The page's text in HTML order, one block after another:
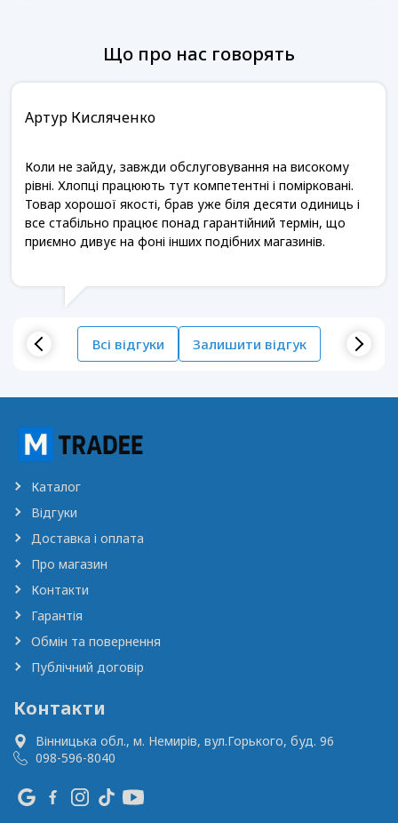
Що про нас говорять
Артур Кисляченко
Коли не зайду, завжди обслуговування на високому
рівні. Хлопці працюють тут компетентні і помірковані.
Товар хорошої якості, брав уже біля десяти одиниць і
все стабільно працює понад гарантійний термін, що
приємно дивує на фоні інших подібних магазинів.
Всі відгуки Залишити відгук
Каталог
Відгуки
Доставка і оплата
Про магазин
Контакти
Гарантія
Обмін та повернення
Публічний договір
Контакти
Вінницька обл., м. Немирів, вул.Горького, буд. 96
098-596-8040